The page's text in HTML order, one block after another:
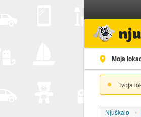
Moja
Tvoja
Njuškalo